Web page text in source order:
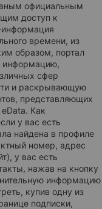
официальным
доступ к
времени, из
образом, портал
информацию,
сфер
и раскрывающую
представляющих
eData. Как
у вас есть
найдена в профиле
номер, адрес
у вас есть
нажав на кнопку
информацию
купив одну из
подписки,